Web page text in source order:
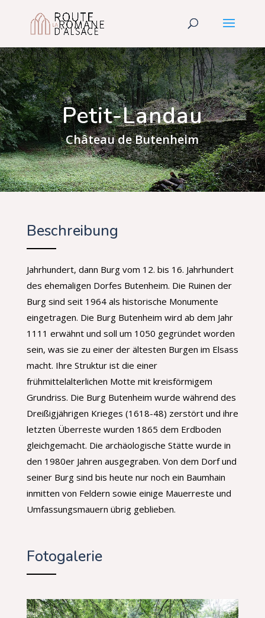
Petit-Landau
Château de Butenheim
Beschreibung
Jahrhundert, dann Burg vom 12. bis 16. Jahrhundert
des ehemaligen Dorfes Butenheim. Die Ruinen der
Burg sind seit 1964 als historische Monumente
eingetragen. Die Burg Butenheim wird ab dem Jahr
1111 erwähnt und soll um 1050 gegründet worden
sein, was sie zu einer der ältesten Burgen im Elsass
macht. Ihre Struktur ist die einer
frühmittelalterlichen Motte mit kreisförmigem
Grundriss. Die Burg Butenheim wurde während des
Dreißigjährigen Krieges (1618-48) zerstört und ihre
letzten Überreste wurden 1865 dem Erdboden
gleichgemacht. Die archäologische Stätte wurde in
den 1980er Jahren ausgegraben. Von dem Dorf und
seiner Burg sind bis heute nur noch ein Baumhain
inmitten von Feldern sowie einige Mauerreste und
Umfassungsmauern übrig geblieben.
Fotogalerie